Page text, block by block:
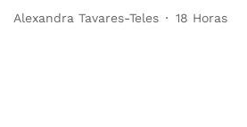
Alexandra Tavares-Teles 18 Horas